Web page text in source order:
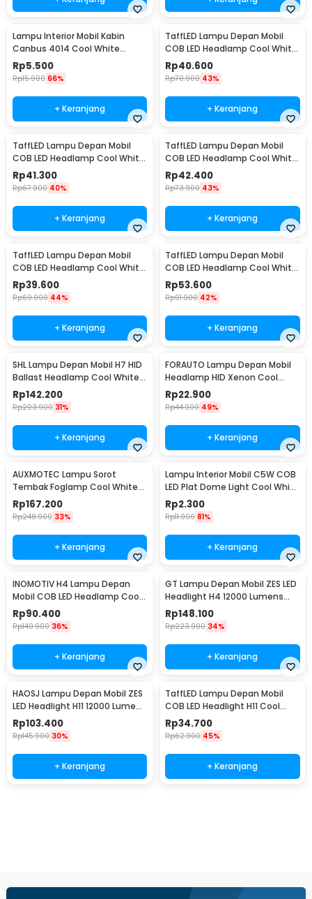
Lampu Interior Mobil Kabin
Canbus 4014 Cool White
31mm 12SMD LED
Rp5.500
Rp15.900 66%
+ Keranjang
TaffLED Lampu Depan Mobil
COB LED Headlamp Cool White
IP65 32V 9005/HB3/H10 - S2
Rp40.600
Rp70.900 43%
+ Keranjang
TaffLED Lampu Depan Mobil
COB LED Headlamp Cool White
IP65 32V 9006/HB4 - S2
Rp41.300
Rp67.900 40%
+ Keranjang
TaffLED Lampu Depan Mobil
COB LED Headlamp Cool White
IP65 32V H7 - S2
Rp42.400
Rp73.900 43%
+ Keranjang
TaffLED Lampu Depan Mobil
COB LED Headlamp Cool White
IP65 32V H11 - S2
Rp39.600
Rp69.900 44%
+ Keranjang
TaffLED Lampu Depan Mobil
COB LED Headlamp Cool White
IP65 32V H4/9003 - S2
Rp53.600
Rp91.900 42%
+ Keranjang
SHL Lampu Depan Mobil H7 HID
Ballast Headlamp Cool White
55W 12V 2PCS - RSVR
Rp142.200
Rp203.900 31%
+ Keranjang
FORAUTO Lampu Depan Mobil
Headlamp HID Xenon Cool
White 35W 12V 1 PCS H1
Rp22.900
Rp44.900 49%
+ Keranjang
AUXMOTEC Lampu Sorot
Tembak Foglamp Cool White
IP67 108W 9-50V 20cm 36 LED -
A8
Rp167.200
Rp248.900 33%
+ Keranjang
Lampu Interior Mobil C5W COB
LED Plat Dome Light Cool White
2W 1 PCS 31mm - BA9S
Rp2.300
Rp11.900 81%
+ Keranjang
INOMOTIV H4 Lampu Depan
Mobil COB LED Headlamp Cool
White 72W 2 PCS
Rp90.400
Rp140.900 36%
+ Keranjang
GT Lampu Depan Mobil ZES LED
Headlight H4 12000 Lumens
55W 9-32V 2 PCS Cool White
6000K - K5
Rp148.100
Rp223.900 34%
+ Keranjang
HAOSJ Lampu Depan Mobil ZES
LED Headlight H11 12000 Lumens
55W 2 PCS 6000K/Pure White -
K5
Rp103.400
Rp145.900 30%
+ Keranjang
TaffLED Lampu Depan Mobil
COB LED Headlight H11 Cool
White 36W 2 PCS - C6
Rp34.700
Rp62.900 45%
+ Keranjang